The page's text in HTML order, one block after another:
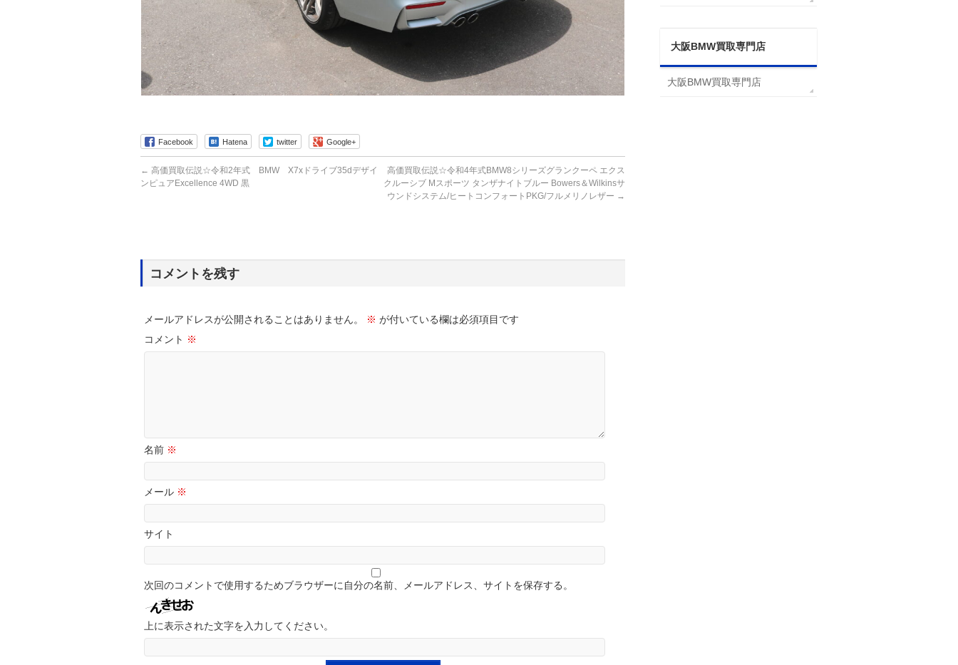
Facebook Hatena twitter Google+
← 高価買取伝説☆令和2年式 BMW X7xドライブ35dデザイ
ンピュアExcellence 4WD 黒
高価買取伝説☆令和4年式BMW8シリーズグランクーペ エクス
クルーシブ Mスポーツ タンザナイトブルー Bowers＆Wilkinsサ
ウンドシステム/ヒートコンフォートPKG/フルメリノレザー →
コメントを残す
メールアドレスが公開されることはありません。 ※ が付いている欄は必須項目です
コメント ※
名前 ※
メール ※
サイト
次回のコメントで使用するためブラウザーに自分の名前、メールアドレス、サイトを保存する。
上に表示された文字を入力してください。
大阪BMW買取専門店
大阪BMW買取専門店